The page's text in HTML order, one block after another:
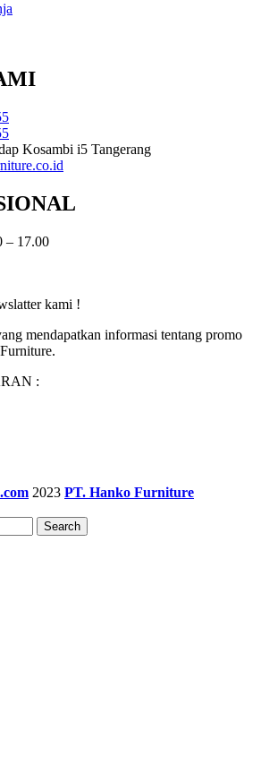
Kosambi i5 Tangerang
– 17.00
kami !
mendapatkan informasi tentang promo
:
2023 PT. Hanko Furniture
Search